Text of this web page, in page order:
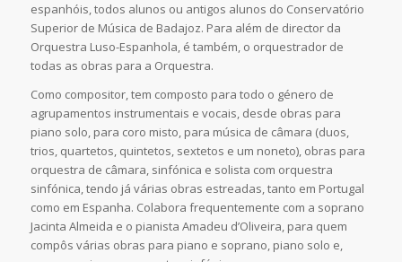
espanhóis, todos alunos ou antigos alunos do Conservatório
Superior de Música de Badajoz. Para além de director da
Orquestra Luso-Espanhola, é também, o orquestrador de
todas as obras para a Orquestra.
Como compositor, tem composto para todo o género de
agrupamentos instrumentais e vocais, desde obras para
piano solo, para coro misto, para música de câmara (duos,
trios, quartetos, quintetos, sextetos e um noneto), obras para
orquestra de câmara, sinfónica e solista com orquestra
sinfónica, tendo já várias obras estreadas, tanto em Portugal
como em Espanha. Colabora frequentemente com a soprano
Jacinta Almeida e o pianista Amadeu d’Oliveira, para quem
compôs várias obras para piano e soprano, piano solo e,